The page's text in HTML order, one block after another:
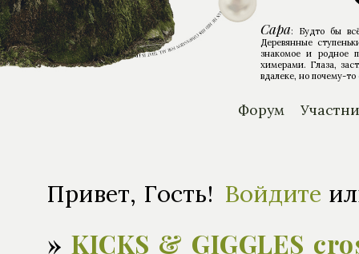
Сара: Будто бы
Деревянные
знакомое и родное
химерами. Глаза,
вдалеке, но почему-то
Форум
Привет, Гость! Войдите
»KICKS & GIGGLES